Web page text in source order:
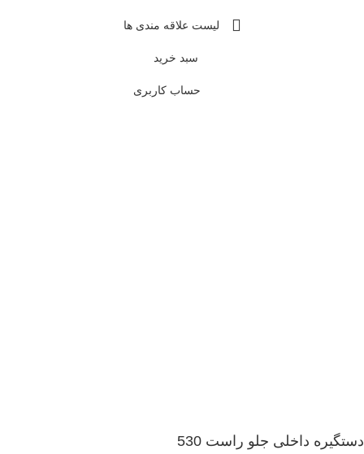
لیست علاقه مندی ها
سبد خرید
حساب کاربری
دستگیره داخلی جلو راست 530